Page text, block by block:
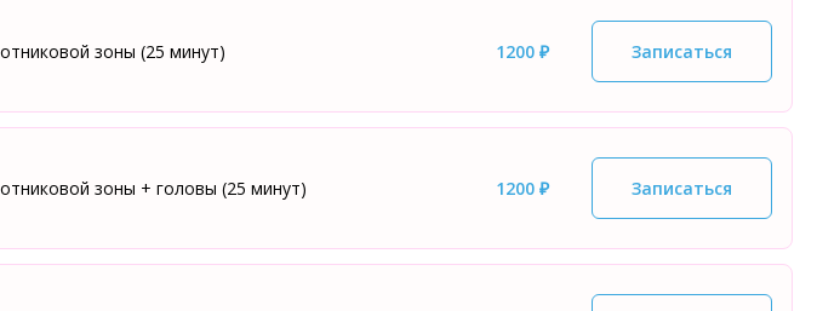
зоны (25 минут) 1200 ₽ Записаться
зоны + головы (25 минут) 1200 ₽ Записаться